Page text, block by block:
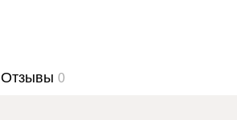
Отзывы 0